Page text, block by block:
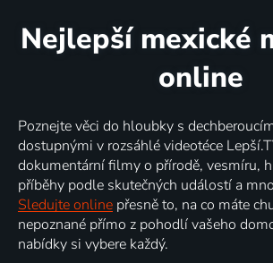
Nejlepší mexické
online
Poznejte věci do hloubky s
dostupnými v rozsáhlé videotéce
dokumentární filmy o přírodě, vesmíru,
příběhy podle skutečných událostí a
Sledujte online přesně to, na co máte
nepoznané přímo z pohodlí vašeho
nabídky si vybere každý.